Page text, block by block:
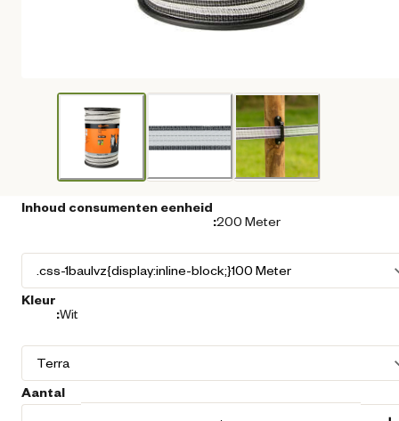
Inhoud consumenten eenheid
:200 Meter
Kleur
:Wit
Aantal